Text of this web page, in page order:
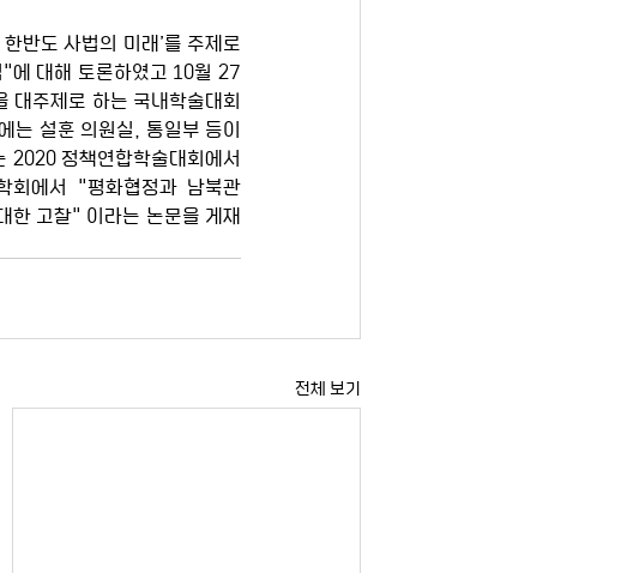
반도 사법의 미래’를 주제로
에 대해 토론하였고 10월 27
대주제로 하는 국내학술대회
는 설훈 의원실, 통일부 등이
2020 정책연합학술대회에서
회에서 "평화협정과 남북관
한 고찰" 이라는 논문을 게재
전체 보기